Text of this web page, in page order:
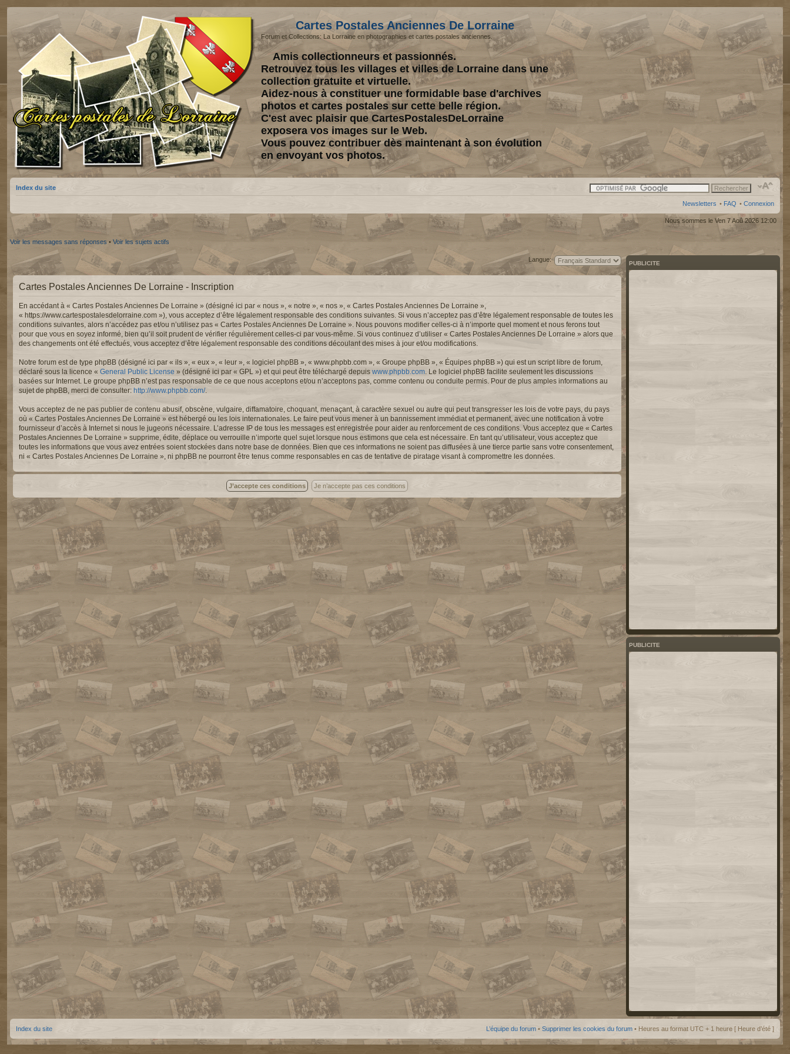
Cartes Postales Anciennes De Lorraine
Forum et Collections: La Lorraine en photographies et cartes postales anciennes.
Amis collectionneurs et passionnés.
Retrouvez tous les villages et villes de Lorraine dans une
collection gratuite et virtuelle.
Aidez-nous à constituer une formidable base d'archives
photos et cartes postales sur cette belle région.
C'est avec plaisir que CartesPostalesDeLorraine
exposera vos images sur le Web.
Vous pouvez contribuer dès maintenant à son évolution
en envoyant vos photos.
Index du site
Newsletters • FAQ • Connexion
Nous sommes le Ven 7 Aoû 2026 12:00
Voir les messages sans réponses • Voir les sujets actifs
Langue:
Cartes Postales Anciennes De Lorraine - Inscription
En accédant à « Cartes Postales Anciennes De Lorraine » (désigné ici par « nous », « notre », « nos », « Cartes Postales Anciennes De Lorraine »,
« https://www.cartespostalesdelorraine.com »), vous acceptez d’être légalement responsable des conditions suivantes. Si vous n’acceptez pas d’être légalement responsable de toutes les
conditions suivantes, alors n’accédez pas et/ou n’utilisez pas « Cartes Postales Anciennes De Lorraine ». Nous pouvons modifier celles-ci à n’importe quel moment et nous ferons tout
pour que vous en soyez informé, bien qu’il soit prudent de vérifier régulièrement celles-ci par vous-même. Si vous continuez d’utiliser « Cartes Postales Anciennes De Lorraine » alors que
des changements ont été effectués, vous acceptez d’être légalement responsable des conditions découlant des mises à jour et/ou modifications.
Notre forum est de type phpBB (désigné ici par « ils », « eux », « leur », « logiciel phpBB », « www.phpbb.com », « Groupe phpBB », « Équipes phpBB ») qui est un script libre de forum,
déclaré sous la licence « General Public License » (désigné ici par « GPL ») et qui peut être téléchargé depuis www.phpbb.com. Le logiciel phpBB facilite seulement les discussions
basées sur Internet. Le groupe phpBB n’est pas responsable de ce que nous acceptons et/ou n’acceptons pas, comme contenu ou conduite permis. Pour de plus amples informations au
sujet de phpBB, merci de consulter: http://www.phpbb.com/.
Vous acceptez de ne pas publier de contenu abusif, obscène, vulgaire, diffamatoire, choquant, menaçant, à caractère sexuel ou autre qui peut transgresser les lois de votre pays, du pays
où « Cartes Postales Anciennes De Lorraine » est hébergé ou les lois internationales. Le faire peut vous mener à un bannissement immédiat et permanent, avec une notification à votre
fournisseur d’accès à Internet si nous le jugeons nécessaire. L’adresse IP de tous les messages est enregistrée pour aider au renforcement de ces conditions. Vous acceptez que « Cartes
Postales Anciennes De Lorraine » supprime, édite, déplace ou verrouille n’importe quel sujet lorsque nous estimons que cela est nécessaire. En tant qu’utilisateur, vous acceptez que
toutes les informations que vous avez entrées soient stockées dans notre base de données. Bien que ces informations ne soient pas diffusées à une tierce partie sans votre consentement,
ni « Cartes Postales Anciennes De Lorraine », ni phpBB ne pourront être tenus comme responsables en cas de tentative de piratage visant à compromettre les données.
PUBLICITE
PUBLICITE
Index du site L’équipe du forum • Supprimer les cookies du forum • Heures au format UTC + 1 heure [ Heure d’été ]